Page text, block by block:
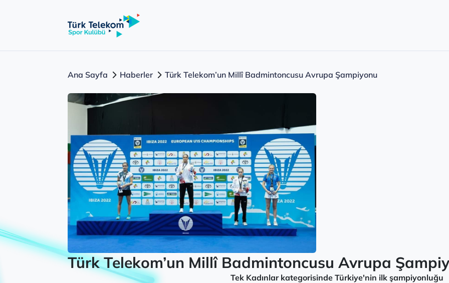
Ana Sayfa Haberler Türk Telekom’un Millî Badmintoncusu Avrupa Şampiyonu
Türk Telekom’un Millî Badmintoncusu Avrupa
Tek Kadınlar kategorisinde Türkiye'nin ilk şampiyonluğu